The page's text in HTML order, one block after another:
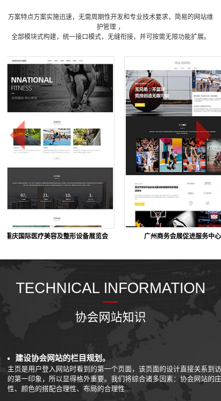
方案特点方案实施迅速，无需周期性开发和专业技术要求，简易的网站维
护管理 ，
全部模块式构建，统一接口模式，无缝衔接，并可按需无限功能扩展。
国际医疗美容及整形设备展览会 广州商务会展促进服务中心
TECHNICAL INFORMATION
协会网站知识
建设协会网站的栏目规划。
主页是用户登入网站时看到的第一个页面，该页面的设计直接关系到
的第一印象，所以显得格外重要。我们将综合诸多因素：协会网站的
性、颜色的搭配合理性、布局的合理性...